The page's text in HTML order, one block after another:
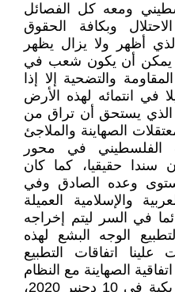
ومعه كل الفصائل
وبكافة الحقوق
أظهر ولا يزال يظهر
لا يمكن أن يكون شعب في
والتضحية إلا إذا
في انتمائه لهذه الأرض
الذي يستحق أن تراق من
الصهاينة والملاجئ
الفلسطيني في محور
سندا حقيقيا، كما كان
وعده الصادق وفي
والإسلامية العميلة
في السر ليتم إخراجه
الوجه البشع لهذه
علينا اتفاقات التطبيع
الصهاينة مع النظام
القائم في المغرب برعاية أمريكية في 10 دجنبر 2020،